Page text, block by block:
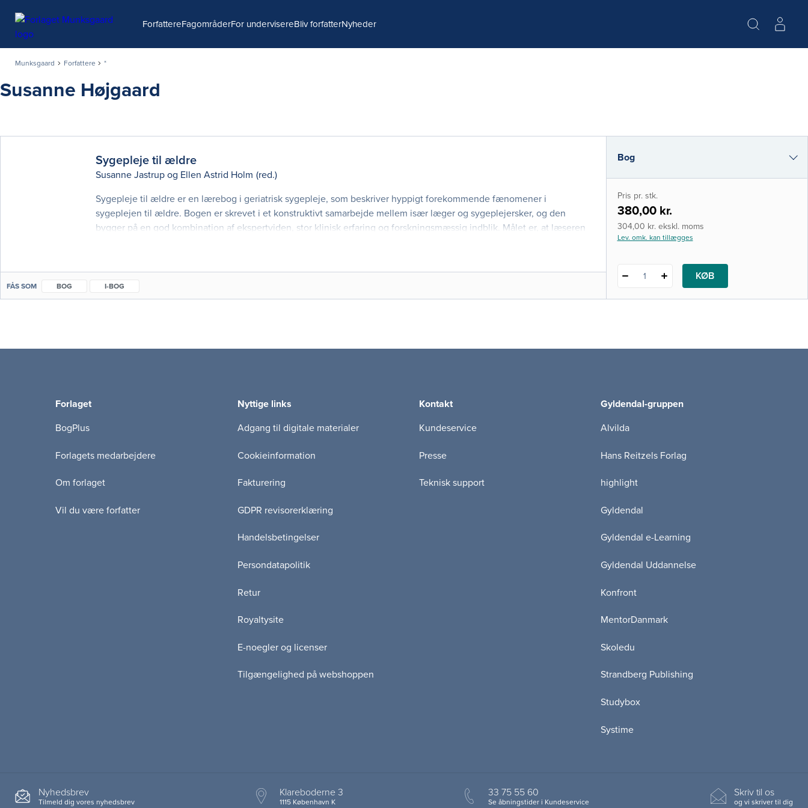
ForfattereFagområderFor undervisereBliv forfatterNyheder
Munksgaard Forfattere *
Susanne Højgaard
Sygepleje til ældre
Susanne Jastrup og Ellen Astrid Holm (red.)
Sygepleje til ældre er en lærebog i geriatrisk sygepleje, som beskriver hyppigt forekommende fænomener i
sygeplejen til ældre. Bogen er skrevet i et konstruktivt samarbejde mellem især læger og sygeplejersker, og den
bygger på en god kombination af ekspertviden, stor klinisk erfaring og forskningsmæssig indblik. Målet er, at læseren
FÅS SOM BOG I-BOG
Bog
i-bog
Pris pr. stk.
380,00 kr.
304,00 kr. ekskl. moms
Lev. omk. kan tillægges
1 KØB
Forlaget
BogPlus
Forlagets medarbejdere
Om forlaget
Vil du være forfatter
Nyttige links
Adgang til digitale materialer
Cookieinformation
Fakturering
GDPR revisorerklæring
Handelsbetingelser
Persondatapolitik
Retur
Royaltysite
E-noegler og licenser
Tilgængelighed på webshoppen
Kontakt
Kundeservice
Presse
Teknisk support
Gyldendal-gruppen
Alvilda
Hans Reitzels Forlag
highlight
Gyldendal
Gyldendal e-Learning
Gyldendal Uddannelse
Konfront
MentorDanmark
Skoledu
Strandberg Publishing
Studybox
Systime
Nyhedsbrev
Tilmeld dig vores nyhedsbrev
Klareboderne 3
1115 København K
33 75 55 60
Se åbningstider i Kundeservice
Skriv til os
og vi skriver til dig